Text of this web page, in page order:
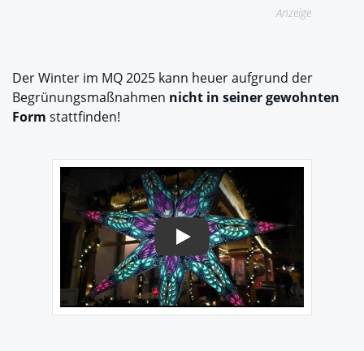
Anzeige
Der Winter im MQ 2025 kann heuer aufgrund der
Begrünungsmaßnahmen nicht in seiner gewohnten
Form stattfinden!
Play